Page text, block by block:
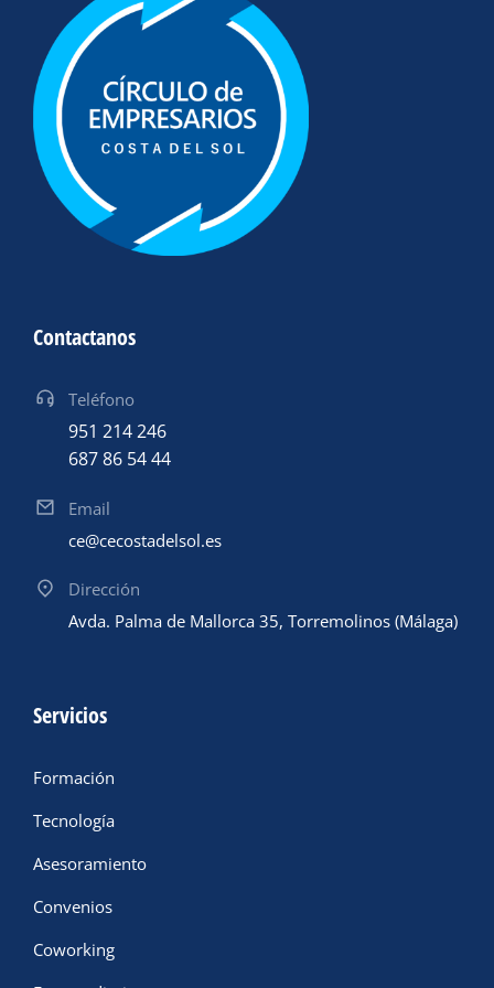
Contactanos
Teléfono
951 214 246
687 86 54 44
Email
ce@cecostadelsol.es
Dirección
Avda. Palma de Mallorca 35, Torremolinos (Málaga)
Servicios
Formación
Tecnología
Asesoramiento
Convenios
Coworking